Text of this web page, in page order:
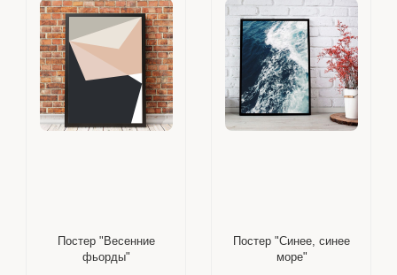
Постер "Весенние
фьорды"
Постер "Синее, синее
море"